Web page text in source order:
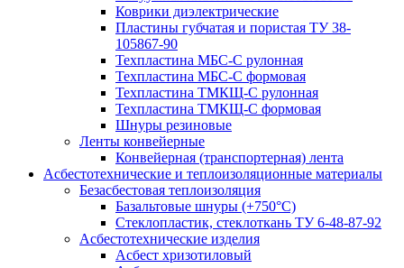
Коврики диэлектрические
Пластины губчатая и пористая ТУ 38-
105867-90
Техпластина МБС-С рулонная
Техпластина МБС-С формовая
Техпластина ТМКЩ-С рулонная
Техпластина ТМКЩ-С формовая
Шнуры резиновые
Ленты конвейерные
Конвейерная (транспортерная) лента
Асбестотехнические и теплоизоляционные материалы
Безасбестовая теплоизоляция
Базальтовые шнуры (+750°С)
Стеклопластик, стеклоткань ТУ 6-48-87-92
Асбестотехнические изделия
Асбест хризотиловый